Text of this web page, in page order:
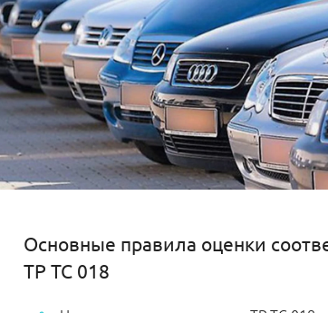
Основные правила оценки
ТР ТС 018